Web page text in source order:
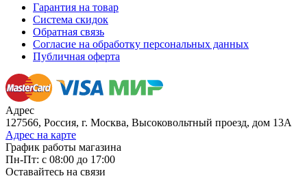
Гарантия на товар
Система скидок
Обратная связь
Согласие на обработку персональных данных
Публичная оферта
Адрес
127566, Россия, г. Москва, Высоковольтный проезд, дом 13А
Адрес на карте
График работы магазина
Пн-Пт: с 08:00 до 17:00
Оставайтесь на связи